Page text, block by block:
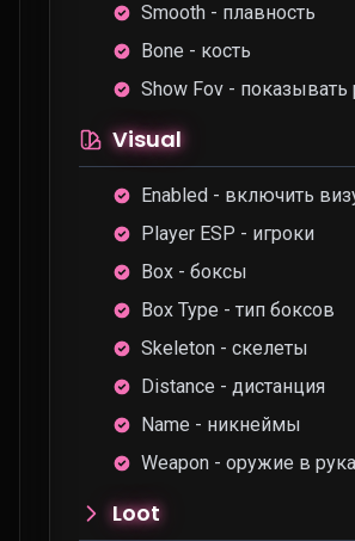
Smooth - плавность
Bone - кость
Show Fov - показывать
Visual
Enabled - включить
Player ESP - игроки
Box - боксы
Box Type - тип боксов
Skeleton - скелеты
Distance - дистанция
Name - никнеймы
Weapon - оружие в
Loot